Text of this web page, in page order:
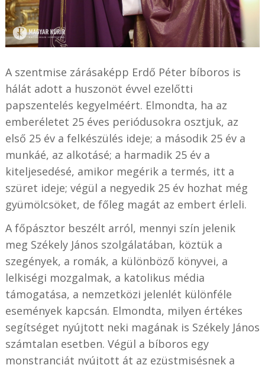
A szentmise zárásaképp Erdő Péter bíboros is
hálát adott a huszonöt évvel ezelőtti
papszentelés kegyelméért. Elmondta, ha az
emberéletet 25 éves periódusokra osztjuk, az
első 25 év a felkészülés ideje; a második 25 év a
munkáé, az alkotásé; a harmadik 25 év a
kiteljesedésé, amikor megérik a termés, itt a
szüret ideje; végül a negyedik 25 év hozhat még
gyümölcsöket, de főleg magát az embert érleli.
A főpásztor beszélt arról, mennyi szín jelenik
meg Székely János szolgálatában, köztük a
szegények, a romák, a különböző könyvei, a
lelkiségi mozgalmak, a katolikus média
támogatása, a nemzetközi jelenlét különféle
események kapcsán. Elmondta, milyen értékes
segítséget nyújtott neki magának is Székely János
számtalan esetben. Végül a bíboros egy
monstranciát nyújtott át az ezüstmisésnek a